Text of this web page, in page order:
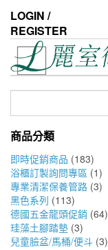
the
content
LOGIN /
REGISTER
鍵
商品分類
即時促銷商品 (183)
浴櫃訂製詢問專區 (1)
專業清潔保養管路 (3)
黑色系列 (113)
德國五金龍頭促銷 (64)
珪藻土腳踏墊 (3)
兒童臉盆/馬桶/便斗 (3)